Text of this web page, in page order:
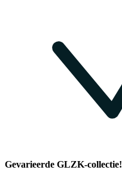
Gevarieerde GLZK-collectie!